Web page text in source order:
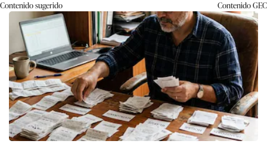
Contenido sugerido ContenidoGEC